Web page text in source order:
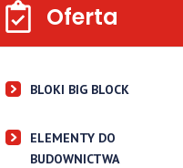
Oferta
BLOKI BIG BLOCK
ELEMENTY DO
BUDOWNICTWA